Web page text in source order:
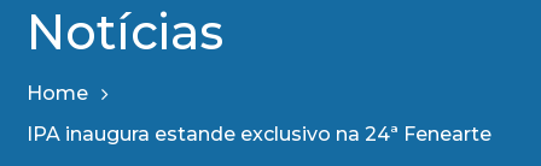
Notícias
Home
IPA inaugura estande exclusivo na 24ª Fenearte